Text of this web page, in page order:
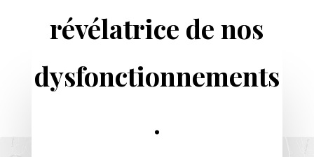
révélatrice de nos
dysfonctionnements
.